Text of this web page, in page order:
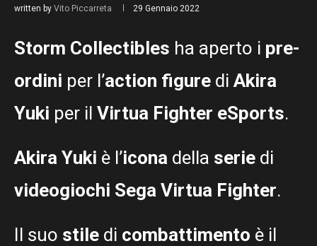
written by Vito Piccarreta 29 Gennaio 2022
Storm Collectibles ha aperto i pre-
ordini per l’action figure di Akira
Yuki per il Virtua Fighter eSports.
Akira Yuki è l’icona della serie di
videogiochi Sega Virtua Fighter.
Il suo stile di combattimento è il